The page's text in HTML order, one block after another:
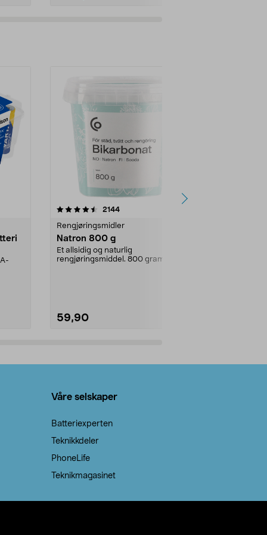
2144anmeldelser
Rengjøringsmidler
Natron 800 g
Et allsidig og naturlig
rengjøringsmiddel. 800 gram
59,90
4.0av 5 stjerner
Våre selskaper
Batteriexperten
Teknikkdeler
PhoneLife
Teknikmagasinet